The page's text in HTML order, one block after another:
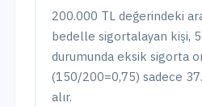
200.000 TL değerindeki
bedelle sigortalayan kişi,
durumunda eksik sigorta
(150/200=0,75) sadece
alır.